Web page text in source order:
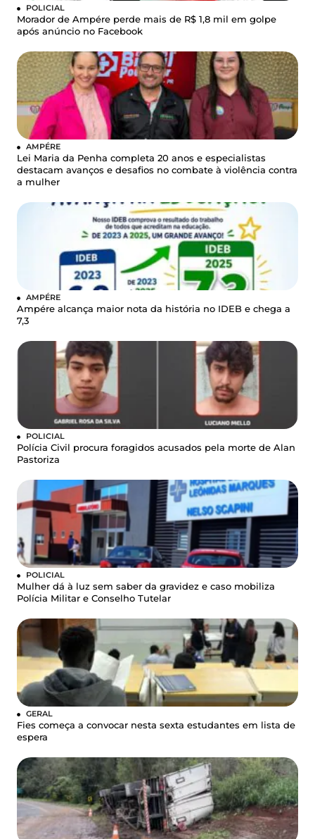
POLICIAL
Morador de Ampére perde mais de R$ 1,8 mil em golpe
após anúncio no Facebook
AMPÉRE
Lei Maria da Penha completa 20 anos e especialistas
destacam avanços e desafios no combate à violência contra
a mulher
AMPÉRE
Ampére alcança maior nota da história no IDEB e chega a
7,3
POLICIAL
Polícia Civil procura foragidos acusados pela morte de Alan
Pastoriza
POLICIAL
Mulher dá à luz sem saber da gravidez e caso mobiliza
Polícia Militar e Conselho Tutelar
GERAL
Fies começa a convocar nesta sexta estudantes em lista de
espera